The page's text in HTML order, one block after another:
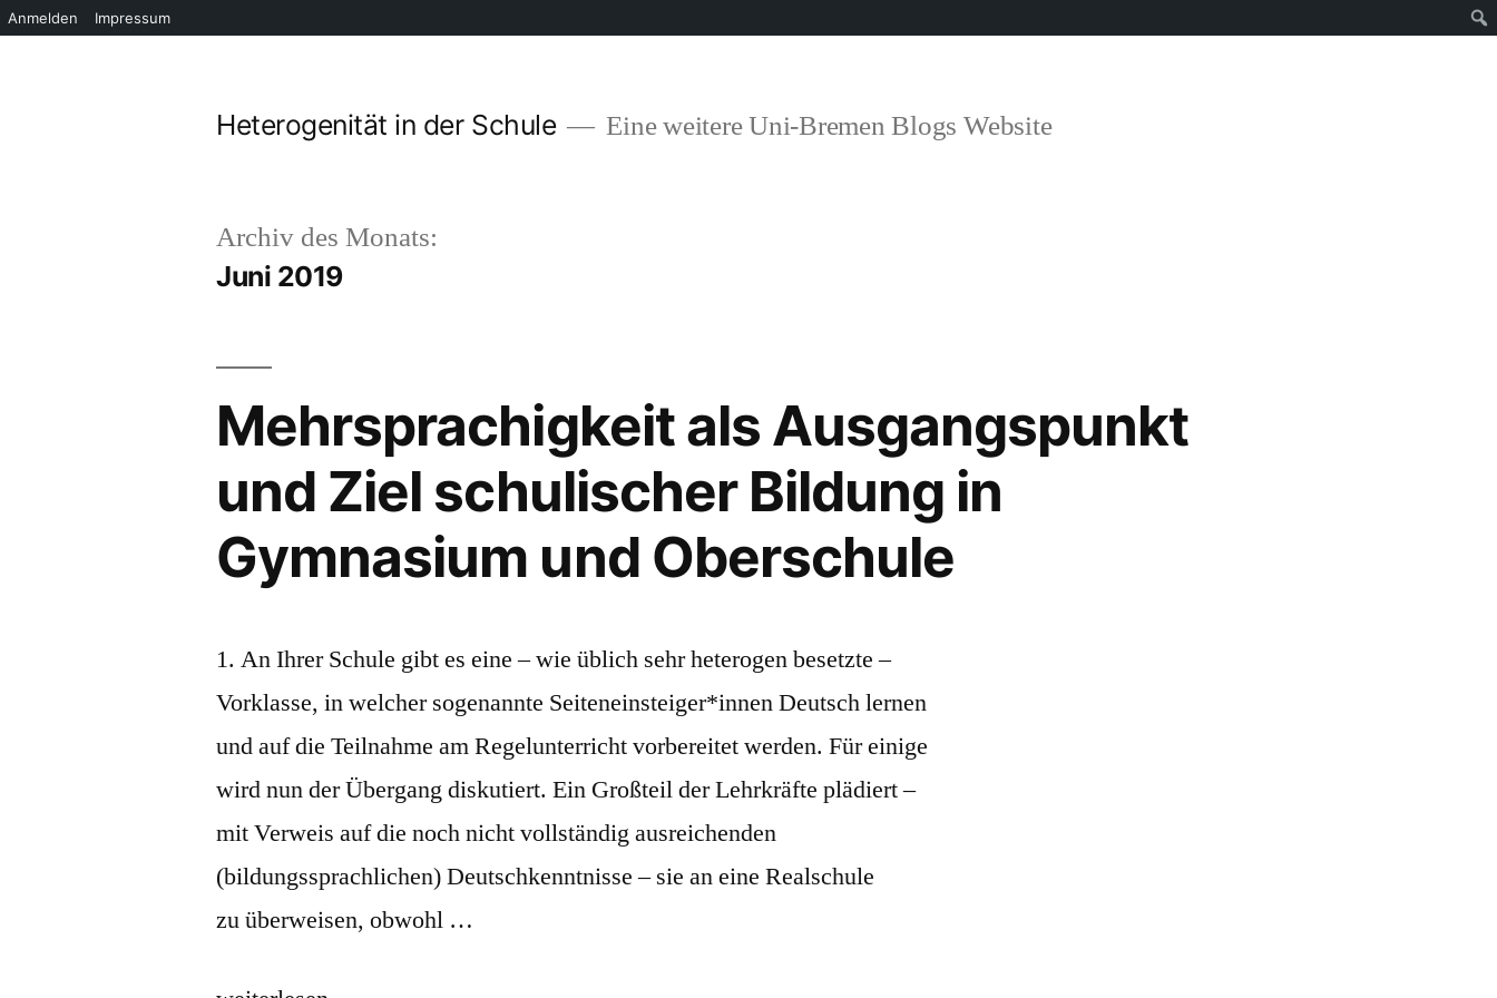
Anmelden Impressum
Heterogenität in der Schule Eine weitere Uni-Bremen Blogs Website
Archiv des Monats:
Juni 2019
Mehrsprachigkeit als Ausgangspunkt
und Ziel schulischer Bildung in
Gymnasium und Oberschule
1. An Ihrer Schule gibt es eine – wie üblich sehr heterogen besetzte –
Vorklasse, in welcher sogenannte Seiteneinsteiger*innen Deutsch lernen
und auf die Teilnahme am Regelunterricht vorbereitet werden. Für einige
wird nun der Übergang diskutiert. Ein Großteil der Lehrkräfte plädiert –
mit Verweis auf die noch nicht vollständig ausreichenden
(bildungssprachlichen) Deutschkenntnisse – sie an eine Realschule
zu überweisen, obwohl …